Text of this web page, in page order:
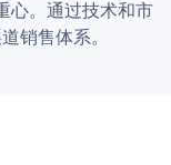
心。通过技术和市
销售体系。